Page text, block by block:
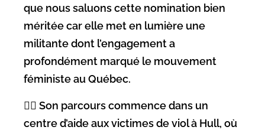
que nous saluons cette nomination bien
méritée car elle met en lumière une
militante dont l’engagement a
profondément marqué le mouvement
féministe au Québec.
✊🏻 Son parcours commence dans un
centre d’aide aux victimes de viol à Hull, où